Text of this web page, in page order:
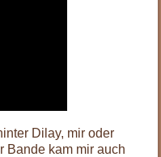
Dilay, mir oder
Bande kam mir auch